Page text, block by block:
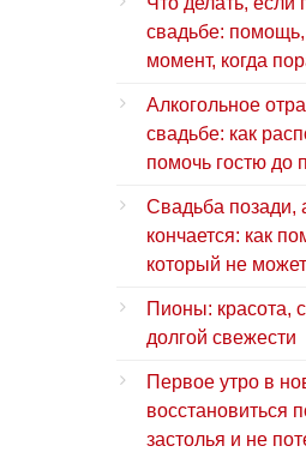
свадьбе:
момент, когда
Алкогольное
свадьбе: как
помочь гостю до
Свадьба позади,
кончается: как
который не
Пионы: красота,
долгой свежести
Первое утро в
восстановиться
застолья и не